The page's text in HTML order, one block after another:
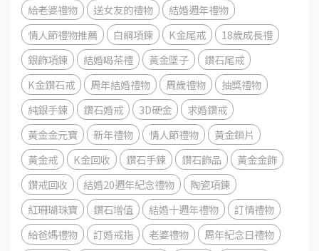
給老婆禮物
送女友的禮物
結婚週年禮物
情人節禮物推薦
白綱項鍊 K金尾戒
18歲成長禮
銀飾項鍊
結婚喝茶禮 黃金墜子
鑽石尾戒
K金鑽石戒
周年結婚禮物 周歲禮物
抽獎禮物
純銀手鍊
鑽石婚戒 3D硬金
求婚鑽戒
黃金金元寶
新年禮物 情人節禮物
黃金鎖片
黃金戒
K金回收 鑽石手鍊 鑽石飾品
黃金金飾
鑽戒回收
結婚20週年紀念禮物
陶瓷項鍊
紅珊瑚珠寶
鑽石增值 結婚十週年禮物
訂情禮物
給爸媽禮物
訂婚戒指 老婆禮物
周年紀念日禮物